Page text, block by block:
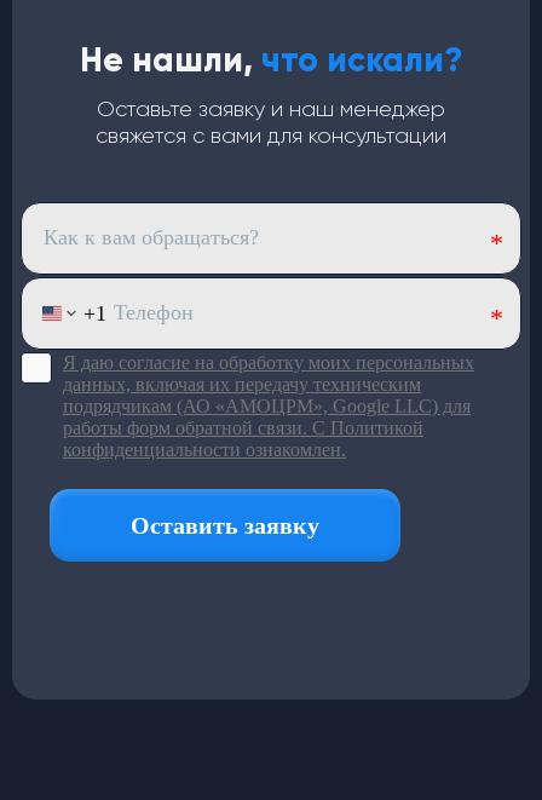
Не нашли, что искали?
Оставьте заявку и наш менеджер
свяжется с вами для консультации